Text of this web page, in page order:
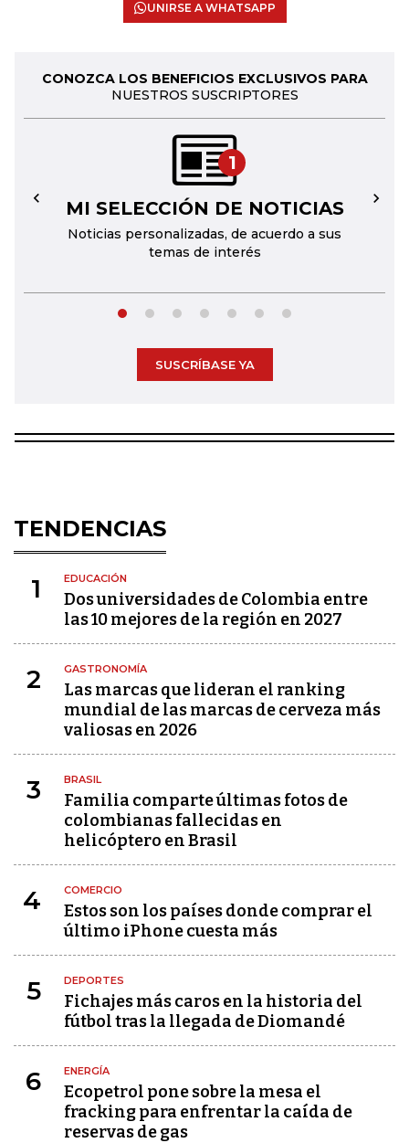
UNIRSE A WHATSAPP
CONOZCA LOS BENEFICIOS EXCLUSIVOS PARA
NUESTROS SUSCRIPTORES
1
MI SELECCIÓN DE NOTICIAS
Noticias personalizadas, de acuerdo a sus
temas de interés
← →
SUSCRÍBASE YA
TENDENCIAS
1 EDUCACIÓN
Dos universidades de Colombia entre
las 10 mejores de la región en 2027
2 GASTRONOMÍA
Las marcas que lideran el ranking
mundial de las marcas de cerveza más
valiosas en 2026
3 BRASIL
Familia comparte últimas fotos de
colombianas fallecidas en
helicóptero en Brasil
4 COMERCIO
Estos son los países donde comprar el
último iPhone cuesta más
5 DEPORTES
Fichajes más caros en la historia del
fútbol tras la llegada de Diomandé
6 ENERGÍA
Ecopetrol pone sobre la mesa el
fracking para enfrentar la caída de
reservas de gas